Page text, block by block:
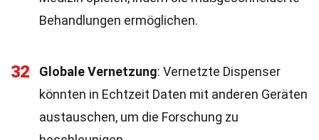
Behandlungen ermöglichen.
32 Globale Vernetzung: Vernetzte Dispenser
könnten in Echtzeit Daten mit anderen Geräten
austauschen, um die Forschung zu